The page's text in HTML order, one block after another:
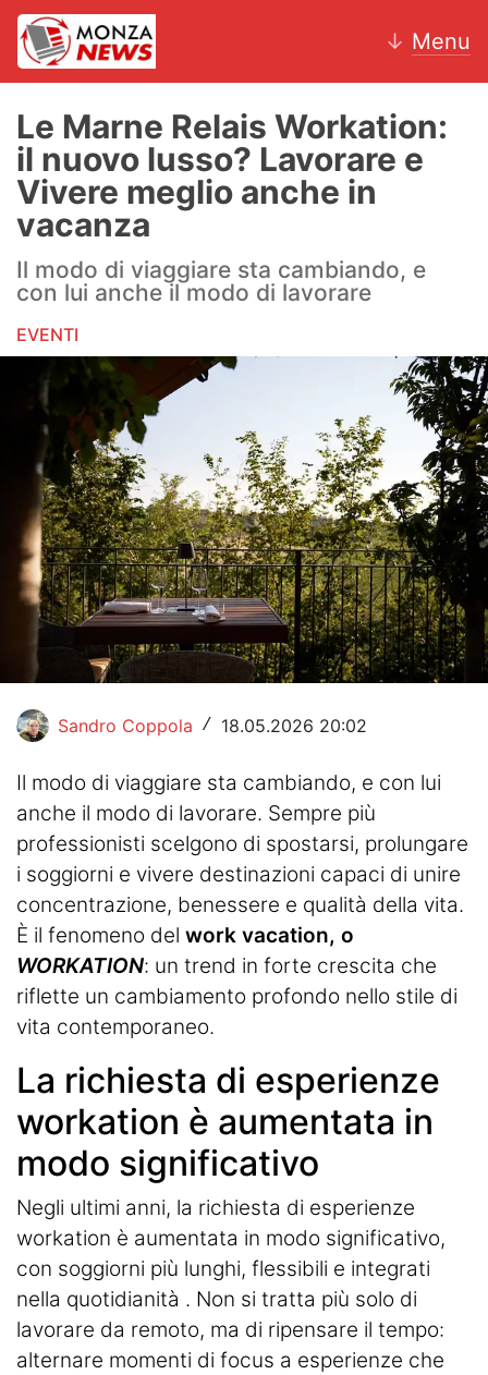
↓ Menu
News
AC Monza
Calcio
Motori
Volley
Hockey
Altri sport
Hockey
Pallanuoto
Pallamano
Altre
News
Eventi
Le Marne Relais Workation:
il nuovo lusso? Lavorare e
Vivere meglio anche in
vacanza
Il modo di viaggiare sta cambiando, e
con lui anche il modo di lavorare
EVENTI
Sandro Coppola / 18.05.2026 20:02
Il modo di viaggiare sta cambiando, e con lui
anche il modo di lavorare. Sempre più
professionisti scelgono di spostarsi, prolungare
i soggiorni e vivere destinazioni capaci di unire
concentrazione, benessere e qualità della vita.
È il fenomeno del work vacation, o
WORKATION: un trend in forte crescita che
riflette un cambiamento profondo nello stile di
vita contemporaneo.
La richiesta di esperienze
workation è aumentata in
modo significativo
Negli ultimi anni, la richiesta di esperienze
workation è aumentata in modo significativo,
con soggiorni più lunghi, flessibili e integrati
nella quotidianità . Non si tratta più solo di
lavorare da remoto, ma di ripensare il tempo:
alternare momenti di focus a esperienze che